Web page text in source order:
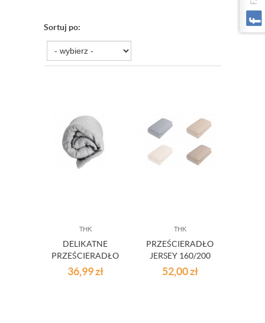
Sortuj po:
THK
DELIKATNE
PRZEŚCIERADŁO
Z GUMKĄ FROTTE
120X200 SZARE
36,99zł
THK
PRZEŚCIERADŁO
JERSEY 160/200
CM
52,00zł